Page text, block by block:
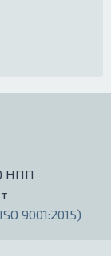
НПП
9001:2015)